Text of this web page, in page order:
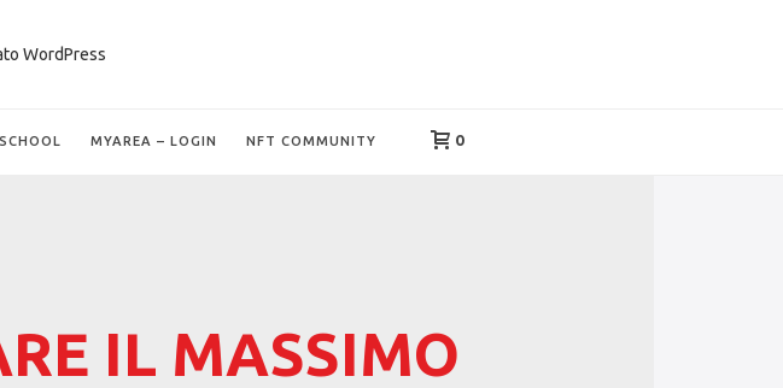
MYAREA – LOGIN NFT COMMUNITY 0
IL MASSIMO